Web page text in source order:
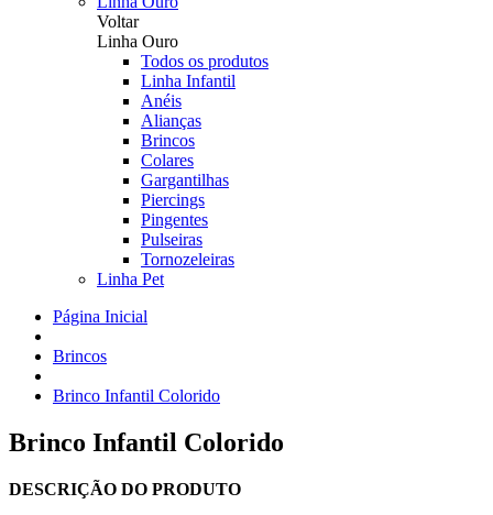
Voltar
Linha Ouro
Todos os produtos
Linha Infantil
Anéis
Alianças
Brincos
Colares
Gargantilhas
Piercings
Pingentes
Pulseiras
Tornozeleiras
Linha Pet
Página Inicial
Brincos
Brinco Infantil Colorido
Brinco Infantil Colorido
DESCRIÇÃO DO PRODUTO